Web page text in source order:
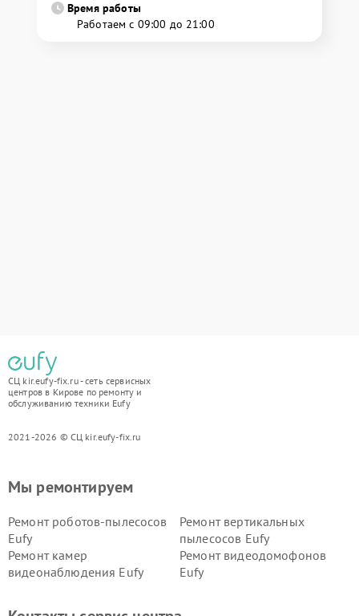
Время работы
Работаем с 09:00 до 21:00
СЦ kir.eufy-fix.ru - сеть сервисных
центров в Кирове по ремонту и
обслуживанию техники Eufy
2021-2026 © СЦ kir.eufy-fix.ru
Мы ремонтируем
Ремонт роботов-пылесосов
Eufy
Ремонт вертикальных
пылесосов Eufy
Ремонт камер
видеонаблюдения Eufy
Ремонт видеодомофонов
Eufy